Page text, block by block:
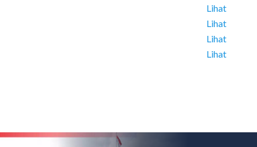
Lihat
Lihat
Lihat
Lihat